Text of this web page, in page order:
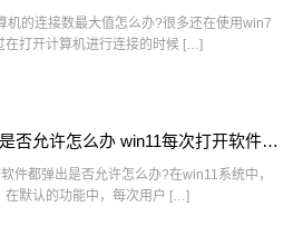
的连接数最大值怎么办?很多还在使用win7
在打开计算机进行连接的时候 […]
win11每次打开软件都弹出是否允许怎么办 win11每次打开软件都要确认
都弹出是否允许怎么办?在win11系统中，
在默认的功能中，每次用户 […]